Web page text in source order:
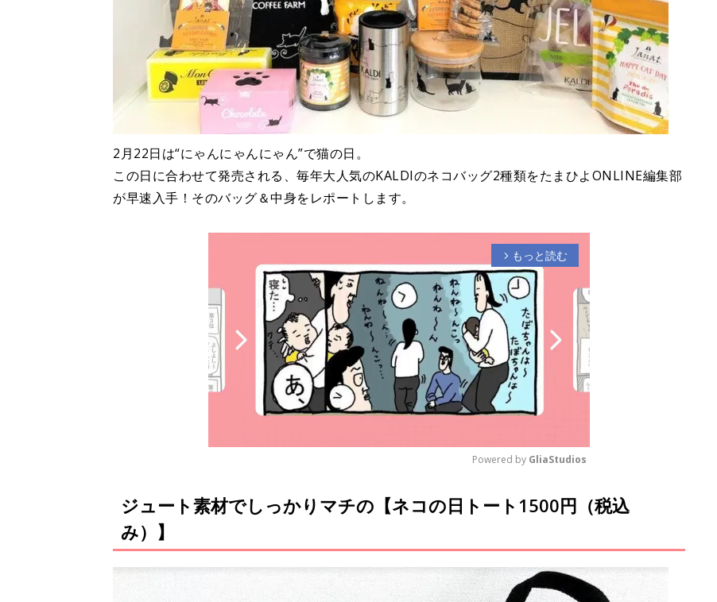
2月22日は“にゃんにゃんにゃん”で猫の日。
この日に合わせて発売される、毎年大人気のKALDIのネコバッグ2種類をたまひよONLINE編集部
が早速入手！そのバッグ＆中身をレポートします。
arrow_forward_ios もっと読む
M
t
e
Powered by GliaStudios
ジュート素材でしっかりマチの【ネコの日トート1500円（税込
み）】